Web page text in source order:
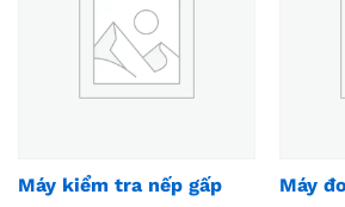
Máy kiểm tra nếp gấp Máy